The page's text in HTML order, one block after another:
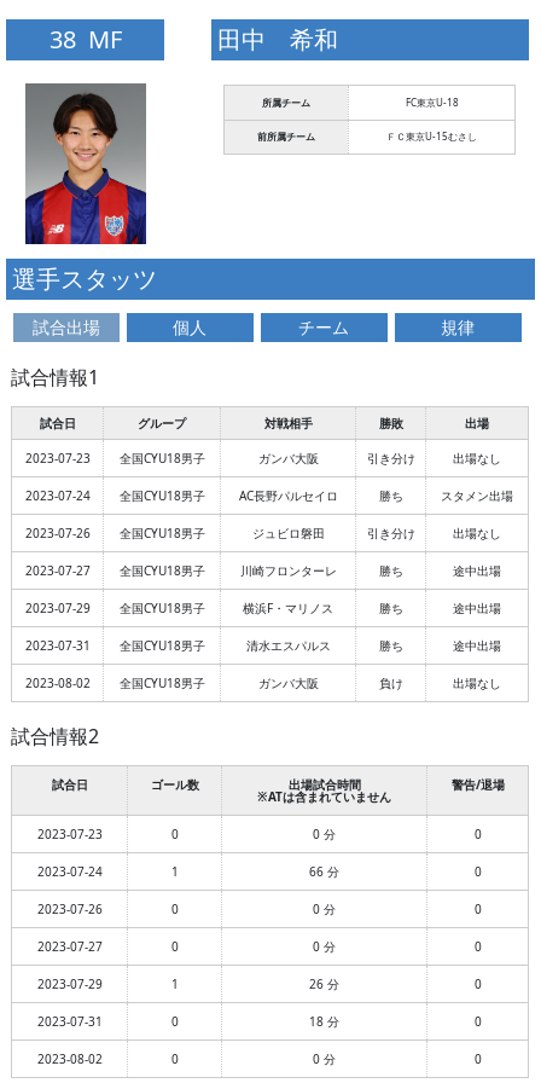
38 MF 田中 希和
所属チーム FC東京U-18
前所属チーム ＦＣ東京U-15むさし
選手スタッツ
試合出場 個人 チーム 規律
試合情報1
試合日 グループ 対戦相手 勝敗 出場
2023-07-23 全国CYU18男子 ガンバ大阪 引き分け 出場なし
2023-07-24 全国CYU18男子 AC長野パルセイロ 勝ち スタメン出場
2023-07-26 全国CYU18男子 ジュビロ磐田 引き分け 出場なし
2023-07-27 全国CYU18男子 川崎フロンターレ 勝ち 途中出場
2023-07-29 全国CYU18男子 横浜F・マリノス 勝ち 途中出場
2023-07-31 全国CYU18男子 清水エスパルス 勝ち 途中出場
2023-08-02 全国CYU18男子 ガンバ大阪 負け 出場なし
試合情報2
試合日 ゴール数 出場試合時間
※ATは含まれていません
警告/退場
2023-07-23 0 0 分 0
2023-07-24 1 66 分 0
2023-07-26 0 0 分 0
2023-07-27 0 0 分 0
2023-07-29 1 26 分 0
2023-07-31 0 18 分 0
2023-08-02 0 0 分 0